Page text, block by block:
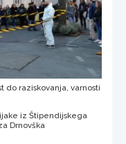
do raziskovanja, varnosti
iz Štipendijskega
Drnovška